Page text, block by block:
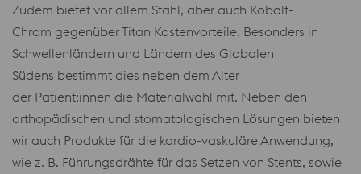
Zudem bietet vor allem Stahl, aber auch Kobalt-
Chrom gegenüber Titan Kostenvorteile. Besonders in
Schwellenländern und Ländern des Globalen
Südens bestimmt dies neben dem Alter
der Patient:innen die Materialwahl mit. Neben den
orthopädischen und stomatologischen Lösungen bieten
wir auch Produkte für die kardio-vaskuläre Anwendung,
wie z. B. Führungsdrähte für das Setzen von Stents, sowie